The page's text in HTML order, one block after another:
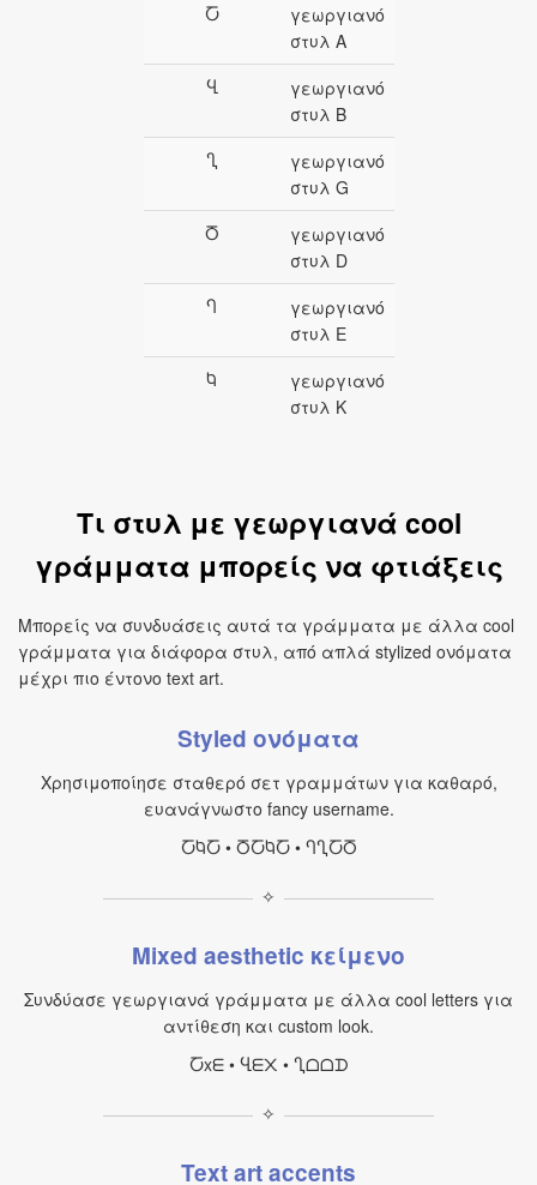
Ⴀ
γεωργιανό
στυλ A
Ⴁ
γεωργιανό
στυλ B
Ⴂ
γεωργιανό
στυλ G
Ⴃ
γεωργιανό
στυλ D
Ⴄ
γεωργιανό
στυλ E
Ⴉ
γεωργιανό
στυλ K
Τι στυλ με γεωργιανά cool
γράμματα μπορείς να φτιάξεις
Μπορείς να συνδυάσεις αυτά τα γράμματα με άλλα cool
γράμματα για διάφορα στυλ, από απλά stylized ονόματα
μέχρι πιο έντονο text art.
Styled ονόματα
Χρησιμοποίησε σταθερό σετ γραμμάτων για καθαρό,
ευανάγνωστο fancy username.
ႠႩႠ • ႣႠႩႠ • ႤႢႠႣ
✧
Mixed aesthetic κείμενο
Συνδύασε γεωργιανά γράμματα με άλλα cool letters για
αντίθεση και custom look.
Ⴀxᗴ • Ⴁᗴ᙭ • Ⴂᗝᗝᗪ
✧
Text art accents